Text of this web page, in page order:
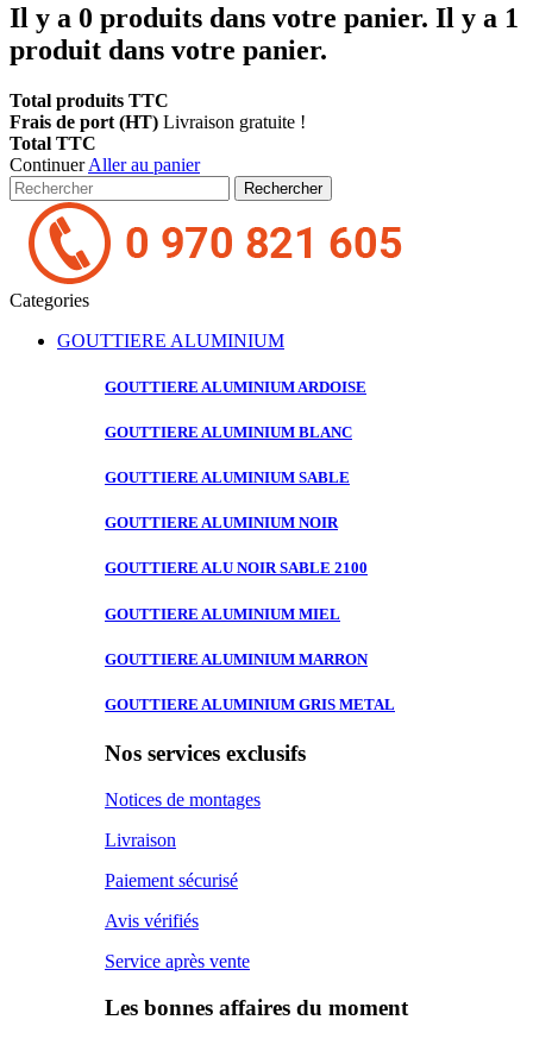
Il y a 0 produits dans votre panier. Il y a 1
produit dans votre panier.
Total produits TTC
Frais de port (HT) Livraison gratuite !
Total TTC
ContinuerAller au panier
Rechercher
Categories
GOUTTIERE ALUMINIUM
GOUTTIERE ALUMINIUM ARDOISE
GOUTTIERE ALUMINIUM BLANC
GOUTTIERE ALUMINIUM SABLE
GOUTTIERE ALUMINIUM NOIR
GOUTTIERE ALU NOIR SABLE 2100
GOUTTIERE ALUMINIUM MIEL
GOUTTIERE ALUMINIUM MARRON
GOUTTIERE ALUMINIUM GRIS METAL
Nos services exclusifs
Notices de montages
Livraison
Paiement sécurisé
Avis vérifiés
Service après vente
Les bonnes affaires du moment